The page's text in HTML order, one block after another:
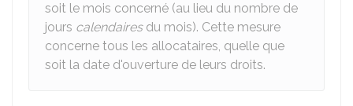
soit le mois concerné (au lieu du nombre de
jours calendairesdu mois). Cette mesure
concerne tous les allocataires, quelle que
soit la date d'ouverture de leurs droits.